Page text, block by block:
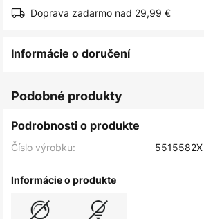
Doprava zadarmo nad 29,99 €
Informácie o doručení
Podobné produkty
Podrobnosti o produkte
Číslo výrobku: 5515582X
Informácie o produkte